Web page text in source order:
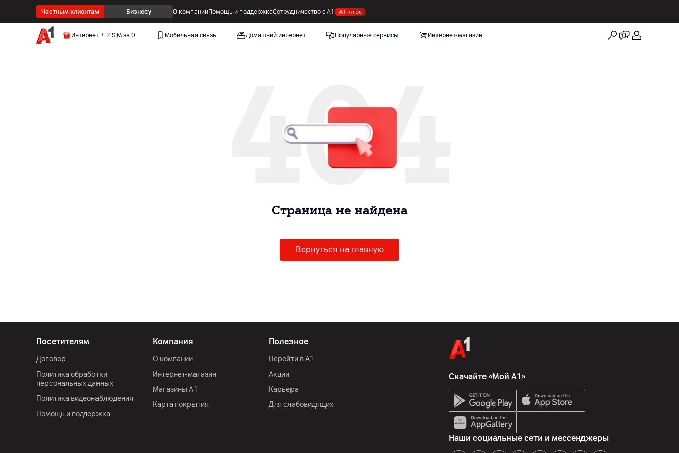
Частным клиентам Бизнесу О компанииПомощь и поддержкаСотрудничество с А1 А1 плюс
Интернет + 2 SIM за 0 Мобильная связь Домашний интернет Популярные сервисы Интернет-магазин
404
Cтраница не найдена
Вернуться на главную
Посетителям
Договор
Политика обработки
персональных данных
Политика видеонаблюдения
Помощь и поддержка
Компания
О компании
Интернет-магазин
Магазины А1
Карта покрытия
Полезное
Перейти в А1
Акции
Карьера
Для слабовидящих
Скачайте «Мой А1»
Наши социальные сети и мессенджеры